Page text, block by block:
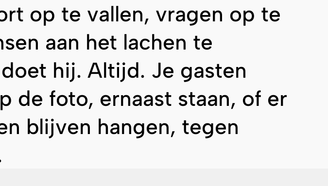
op te vallen, vragen op te
aan het lachen te
hij. Altijd. Je gasten
de foto, ernaast staan, of er
blijven hangen, tegen